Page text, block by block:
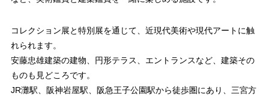
コレクション展と特別展を通じて、近現代美術や現代アートに触
れられます。
安藤忠雄建築の建物、円形テラス、エントランスなど、建築その
ものも見どころです。
JR灘駅、阪神岩屋駅、阪急王子公園駅から徒歩圏にあり、三宮方